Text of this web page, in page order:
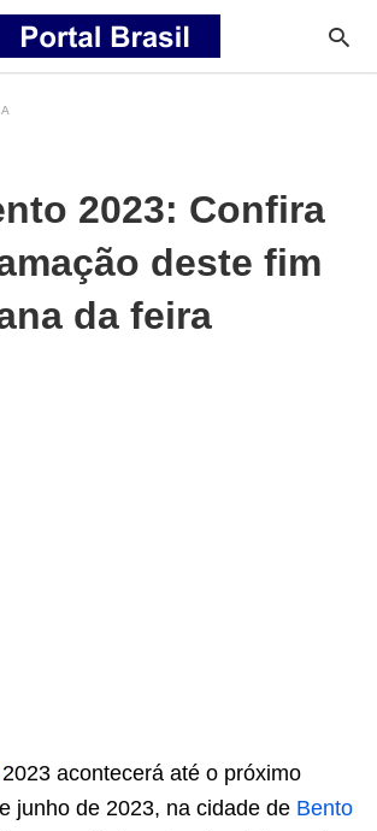
2023: Confira
deste fim
da feira
2023 acontecerá até o próximo
junho de 2023, na cidade de Bento